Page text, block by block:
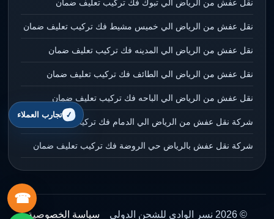
نقل عفش من الرياض الي تبوك فك تركيب تعليف ضمان
نقل عفش من الرياض الي خميس مشيط فك تركيب تعليف ضمان
نقل عفش من الرياض الي المدينه فك تركيب تعليف ضمان
نقل عفش من الرياض الي الطائف فك تركيب تعليف ضمان
نقل عفش من الرياض الي الباحه فك تركيب تعليف ضمان
شركة نقل عفش من الرياض الي الدمام فك تركيب تعليف ضمان
شركة نقل عفش بالرياض حي الروضة فك تركيب تعليف ضمان
© 2026 نسر الوادي للشحن الدولي سياسة الخصوصية
☎
تجارب العملاء